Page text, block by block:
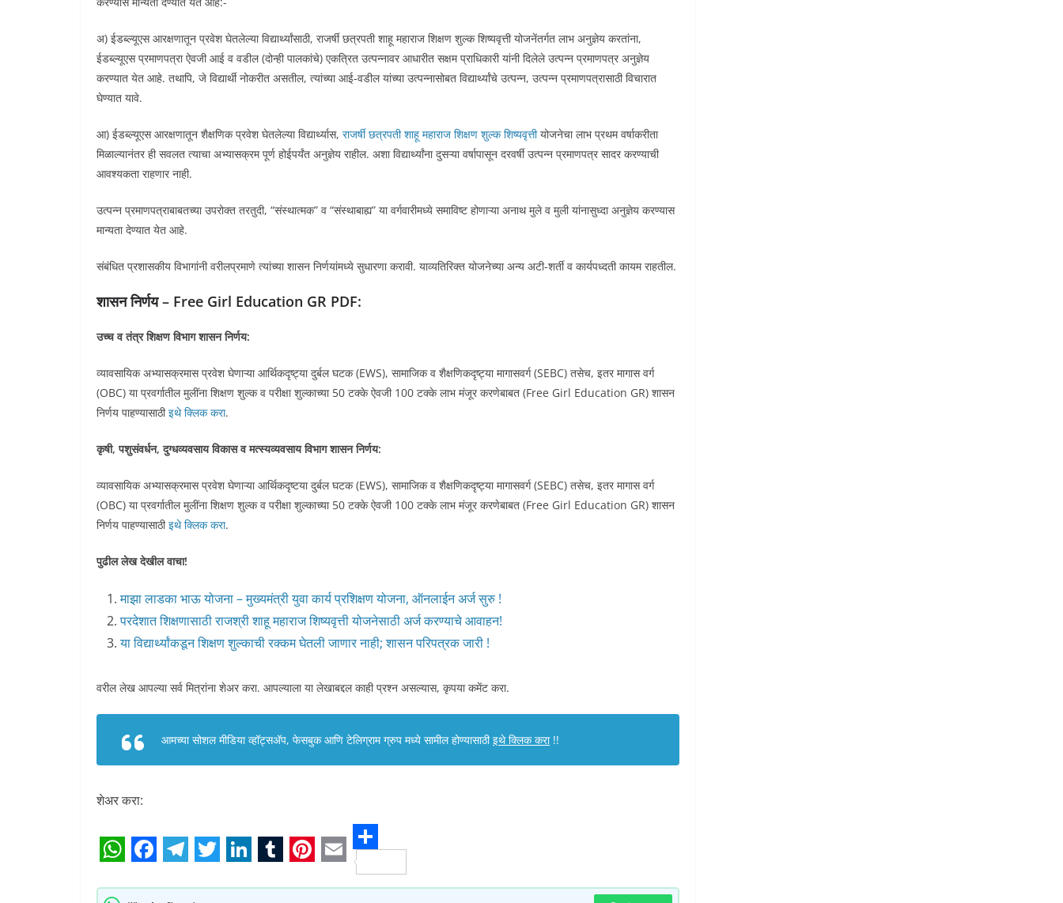
अ) ईडब्ल्यूएस आरक्षणातून प्रवेश घेतलेल्या विद्यार्थ्यांसाठी, राजर्षी छत्रपती शाहू महाराज शिक्षण शुल्क शिष्यवृत्ती योजनेंतर्गत लाभ अनुज्ञेय करतांना,
ईडब्ल्यूएस प्रमाणपत्रा ऐवजी आई व वडील (दोन्ही पालकांचे) एकत्रित उत्पन्नावर आधारीत सक्षम प्राधिकारी यांनी दिलेले उत्पन्न प्रमाणपत्र अनुज्ञेय
करण्यात येत आहे. तथापि, जे विद्यार्थी नोकरीत असतील, त्यांच्या आई-वडील यांच्या उत्पन्नासोबत विद्यार्थ्यांचे उत्पन्न, उत्पन्न प्रमाणपत्रासाठी विचारात
घेण्यात यावे.
आ) ईडब्ल्यूएस आरक्षणातून शैक्षणिक प्रवेश घेतलेल्या विद्यार्थ्यास, राजर्षी छत्रपती शाहू महाराज शिक्षण शुल्क शिष्यवृत्तीयोजनेचा लाभ प्रथम वर्षाकरीता
मिळाल्यानंतर ही सवलत त्याचा अभ्यासक्रम पूर्ण होईपर्यंत अनुज्ञेय राहील. अशा विद्यार्थ्यांना दुसऱ्या वर्षापासून दरवर्षी उत्पन्न प्रमाणपत्र सादर करण्याची
आवश्यकता राहणार नाही.
उत्पन्न प्रमाणपत्राबाबतच्या उपरोक्त तरतुदी, “संस्थात्मक” व “संस्थाबाह्य” या वर्गवारीमध्ये समाविष्ट होणाऱ्या अनाथ मुले व मुली यांनासुध्दा अनुज्ञेय करण्यास
मान्यता देण्यात येत आहे.
संबंधित प्रशासकीय विभागांनी वरीलप्रमाणे त्यांच्या शासन निर्णयांमध्ये सुधारणा करावी. याव्यतिरिक्त योजनेच्या अन्य अटी-शर्ती व कार्यपध्दती कायम राहतील.
शासन निर्णय – Free Girl Education GR PDF:
उच्च व तंत्र शिक्षण विभाग शासन निर्णय:
व्यावसायिक अभ्यासक्रमास प्रवेश घेणाऱ्या आर्थिकदृष्ट्या दुर्बल घटक (EWS), सामाजिक व शैक्षणिकदृष्ट्या मागासवर्ग (SEBC) तसेच, इतर मागास वर्ग
(OBC) या प्रवर्गातील मुलींना शिक्षण शुल्क व परीक्षा शुल्काच्या 50 टक्के ऐवजी 100 टक्के लाभ मंजूर करणेबाबत (Free Girl Education GR) शासन
निर्णय पाहण्यासाठीइथे क्लिक करा.
कृषी, पशुसंवर्धन, दुग्‍धव्‍यवसाय विकास व मत्‍स्‍यव्‍यवसाय विभाग शासन निर्णय:
व्यावसायिक अभ्यासक्रमास प्रवेश घेणाऱ्या आर्थिकदृष्टया दुर्बल घटक (EWS), सामाजिक व शैक्षणिकदृष्ट्या मागासवर्ग (SEBC) तसेच, इतर मागास वर्ग
(OBC) या प्रवर्गातील मुलींना शिक्षण शुल्क व परीक्षा शुल्काच्या 50 टक्के ऐवजी 100 टक्के लाभ मंजूर करणेबाबत (Free Girl Education GR) शासन
निर्णय पाहण्यासाठीइथे क्लिक करा.
पुढील लेख देखील वाचा!
माझा लाडका भाऊ योजना – मुख्यमंत्री युवा कार्य प्रशिक्षण योजना, ऑनलाईन अर्ज सुरु !
परदेशात शिक्षणासाठी राजश्री शाहू महाराज शिष्यवृत्ती योजनेसाठी अर्ज करण्याचे आवाहन!
या विद्यार्थ्यांकडून शिक्षण शुल्काची रक्कम घेतली जाणार नाही; शासन परिपत्रक जारी !
वरील लेख आपल्या सर्व मित्रांना शेअर करा. आपल्याला या लेखाबद्दल काही प्रश्न असल्यास, कृपया कमेंट करा.
आमच्या सोशल मीडिया व्हॉट्सअ‍ॅप, फेसबुक आणि टेलिग्राम ग्रुप मध्ये सामील होण्यासाठीइथे क्लिक करा!!
शेअर करा:
S
h